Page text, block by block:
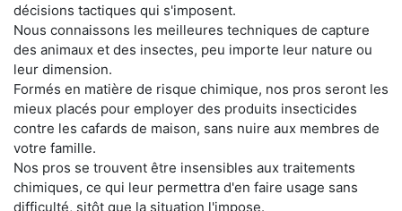
décisions tactiques qui s'imposent.
Nous connaissons les meilleures techniques de capture
des animaux et des insectes, peu importe leur nature ou
leur dimension.
Formés en matière de risque chimique, nos pros seront les
mieux placés pour employer des produits insecticides
contre les cafards de maison, sans nuire aux membres de
votre famille.
Nos pros se trouvent être insensibles aux traitements
chimiques, ce qui leur permettra d'en faire usage sans
difficulté, sitôt que la situation l'impose.